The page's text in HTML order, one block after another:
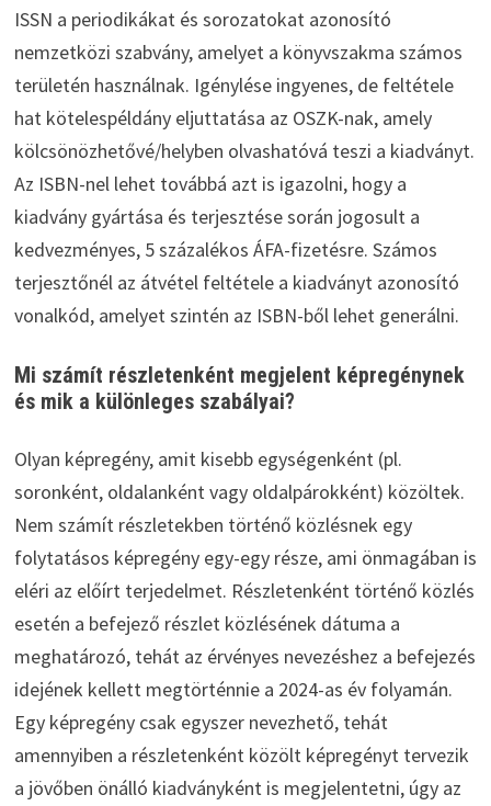
ISSN a periodikákat és sorozatokat azonosító
nemzetközi szabvány, amelyet a könyvszakma számos
területén használnak. Igénylése ingyenes, de feltétele
hat kötelespéldány eljuttatása az OSZK-nak, amely
kölcsönözhetővé/helyben olvashatóvá teszi a kiadványt.
Az ISBN-nel lehet továbbá azt is igazolni, hogy a
kiadvány gyártása és terjesztése során jogosult a
kedvezményes, 5 százalékos ÁFA-fizetésre. Számos
terjesztőnél az átvétel feltétele a kiadványt azonosító
vonalkód, amelyet szintén az ISBN-ből lehet generálni.
Mi számít részletenként megjelent képregénynek
és mik a különleges szabályai?
Olyan képregény, amit kisebb egységenként (pl.
soronként, oldalanként vagy oldalpárokként) közöltek.
Nem számít részletekben történő közlésnek egy
folytatásos képregény egy-egy része, ami önmagában is
eléri az előírt terjedelmet. Részletenként történő közlés
esetén a befejező részlet közlésének dátuma a
meghatározó, tehát az érvényes nevezéshez a befejezés
idejének kellett megtörténnie a 2024-as év folyamán.
Egy képregény csak egyszer nevezhető, tehát
amennyiben a részletenként közölt képregényt tervezik
a jövőben önálló kiadványként is megjelentetni, úgy az